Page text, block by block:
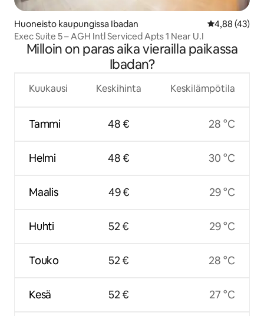
Huoneisto kaupungissa Ibadan
4,88 (43)
Exec Suite 5 – AGH Intl Serviced Apts 1 Near U.I
Milloin on paras aika vierailla paikassa
Ibadan?
Kuukausi
Tammi
Helmi
Maalis
Huhti
Touko
Kesä
Keskihinta
48 €
48 €
49 €
52 €
52 €
52 €
Keskilämpötila
28 °C
30 °C
29 °C
29 °C
28 °C
27 °C